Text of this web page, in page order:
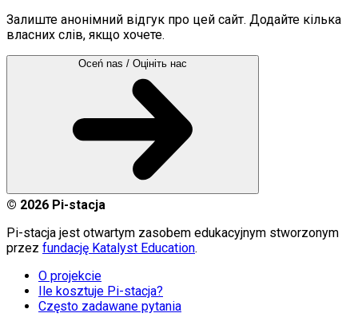
Залиште анонімний відгук про цей сайт. Додайте кілька
власних слів, якщо хочете.
Oceń nas / Оцініть нас
© 2026 Pi-stacja
Pi-stacja jest otwartym zasobem edukacyjnym stworzonym
przez fundację Katalyst Education.
O projekcie
Ile kosztuje Pi-stacja?
Często zadawane pytania